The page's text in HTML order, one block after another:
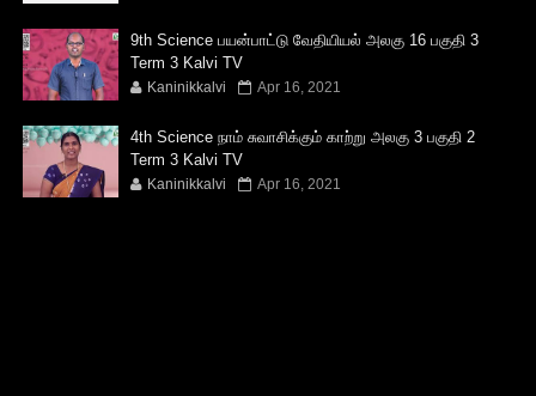
9th Science பயன்பாட்டு வேதியியல் அலகு 16 பகுதி 3
Term 3 Kalvi TV
Kaninikkalvi Apr 16, 2021
4th Science நாம் சுவாசிக்கும் காற்று அலகு 3 பகுதி 2
Term 3 Kalvi TV
Kaninikkalvi Apr 16, 2021